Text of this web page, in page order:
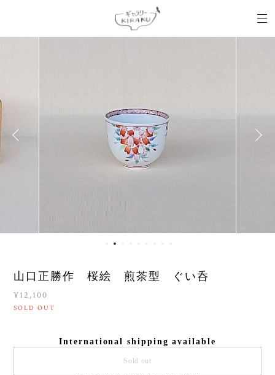
山口正勝作 桜絵 煎茶型 ぐい呑
¥12,100
SOLD OUT
International shipping available
Sold out